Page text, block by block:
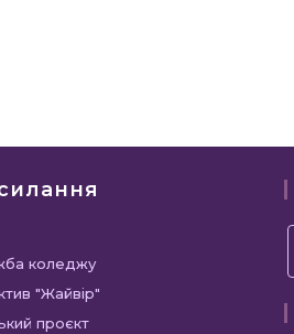
коледжуВідкриється
в
"Жайвір"Відкриється
проєктВідкриється